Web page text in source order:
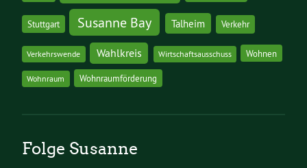
Stuttgart Susanne Bay Talheim Verkehr
Verkehrswende Wahlkreis Wirtschaftsausschuss Wohnen
Wohnraum Wohnraumförderung
Folge Susanne